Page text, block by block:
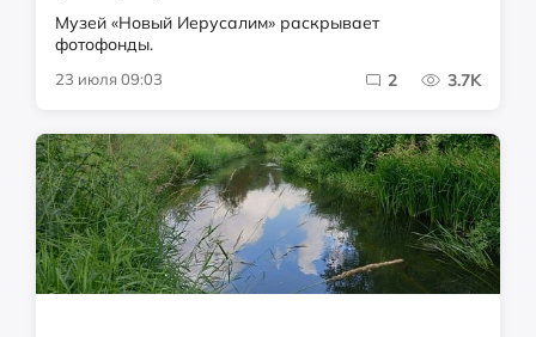
Музей «Новый Иерусалим» раскрывает
фотофонды.
23 июля 09:03 2 3.7K